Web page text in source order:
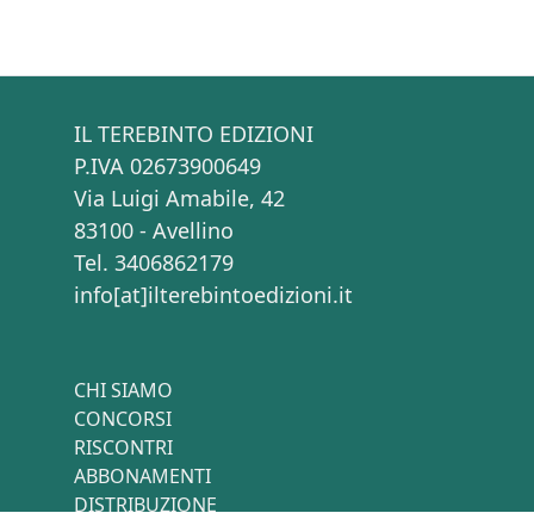
IL TEREBINTO EDIZIONI
P.IVA 02673900649
Via Luigi Amabile, 42
83100 - Avellino
Tel. 3406862179
info[at]ilterebintoedizioni.it
CHI SIAMO
CONCORSI
RISCONTRI
ABBONAMENTI
DISTRIBUZIONE